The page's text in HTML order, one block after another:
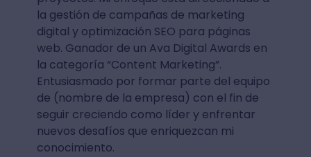
la gestión de campañas de marketing
digital y optimización SEO para páginas
web. Ganador de un Ava Digital Awards en
la categoría “Content Marketing”.
Entusiasmado por formar parte del equipo
de (nombre de la empresa) con el fin de
seguir creciendo como líder y enfrentar
nuevos desafíos que enriquezcan mi
conocimiento.